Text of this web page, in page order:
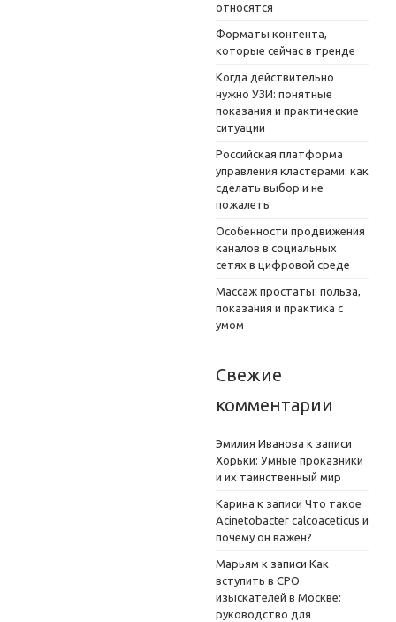
относятся
Форматы контента,
которые сейчас в тренде
Когда действительно
нужно УЗИ: понятные
показания и практические
ситуации
Российская платформа
управления кластерами: как
сделать выбор и не
пожалеть
Особенности продвижения
каналов в социальных
сетях в цифровой среде
Массаж простаты: польза,
показания и практика с
умом
Свежие
комментарии
Эмилия Иванова к записи
Хорьки: Умные проказники
и их таинственный мир
Карина к записи Что такое
Acinetobacter calcoaceticus и
почему он важен?
Марьям к записи Как
вступить в СРО
изыскателей в Москве:
руководство для